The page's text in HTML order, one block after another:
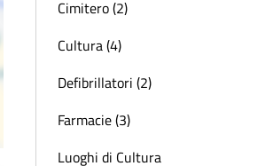
Cimitero (2)
Cultura (4)
Defibrillatori (2)
Farmacie (3)
Luoghi di Cultura